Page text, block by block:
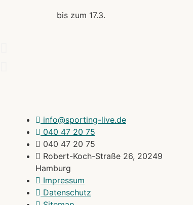
bis zum 17.3.
info@sporting-live.de
040 47 20 75
040 47 20 75
Robert-Koch-Straße 26, 20249
Hamburg
Impressum
Datenschutz